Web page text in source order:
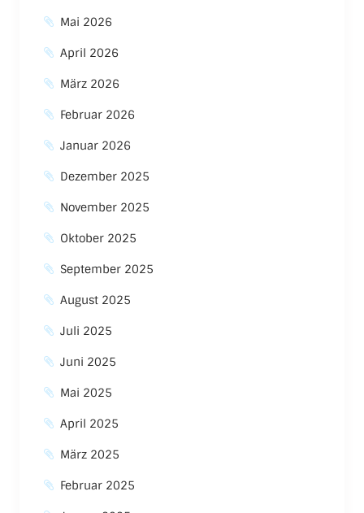
Mai 2026
April 2026
März 2026
Februar 2026
Januar 2026
Dezember 2025
November 2025
Oktober 2025
September 2025
August 2025
Juli 2025
Juni 2025
Mai 2025
April 2025
März 2025
Februar 2025